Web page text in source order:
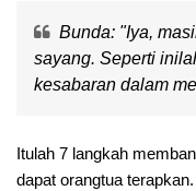
Bunda: "Iya,
sayang. Seperti
kesabaran dalam
Itulah 7 langkah
dapat orangtua